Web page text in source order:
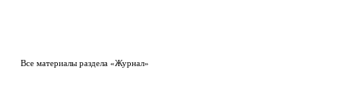
Все материалы раздела «Журнал»